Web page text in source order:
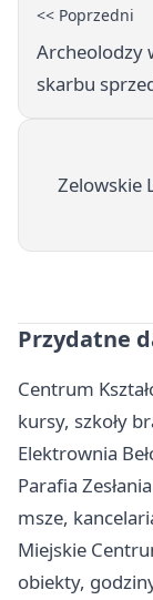
<< Poprzedni
Archeolodzy
skarbu
Zelowskie
Przydatne
Centrum
kursy, szkoły
Elektrownia
Parafia
msze,
Miejskie
obiekty,